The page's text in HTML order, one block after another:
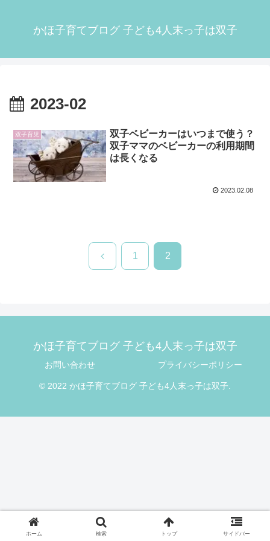
かほ子育てブログ 子ども4人末っ子は双子
2023-02
双子育児
双子ベビーカーはいつまで使う？
双子ママのベビーカーの利用期間
は長くなる
2023.02.08
前 1 2
かほ子育てブログ 子ども4人末っ子は双子
お問い合わせ プライバシーポリシー
© 2022 かほ子育てブログ 子ども4人末っ子は双子.
ホーム 検索 トップ サイドバー